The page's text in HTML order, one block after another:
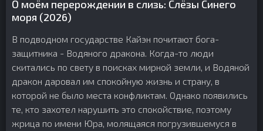
О моём перерождении в слизь: Слёзы Синего
моря (2026)
В подводном государстве Кайэн почитают бога-
защитника - Водяного дракона. Когда-то люди
скитались по свету в поисках мирной земли, и Водяной
дракон даровал им спокойную жизнь и страну, в
которой не было места конфликтам. Однако появились
те, кто захотел нарушить это спокойствие, поэтому
жрица по имени Юра, молящаяся погрузившемуся в